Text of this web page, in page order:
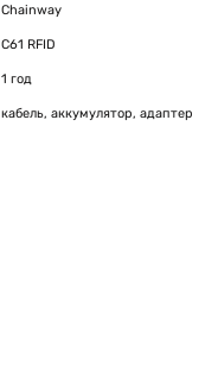
Chainway
C61 RFID
1 год
кабель, аккумулятор, адаптер